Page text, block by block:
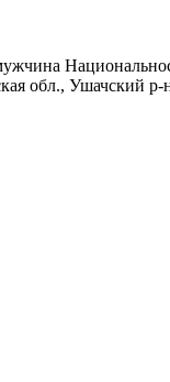
обл., Ушачский